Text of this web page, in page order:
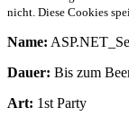
nicht. Diese Cookies
Name:
Dauer: Bis zum
Art: 1st Party